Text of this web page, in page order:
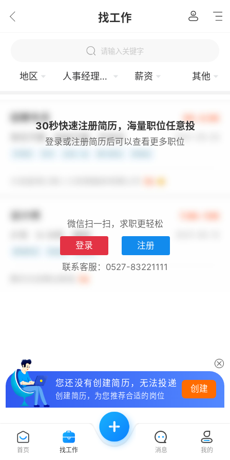
找工作
请输入关键字
地区 人事经理/主管 薪资 其他
30秒快速注册简历，海量职位任意投
登录或注册简历后可以查看更多职位
微信扫一扫，求职更轻松
登录 注册
联系客服：0527-83221111
首页 找工作 消息 我的
您还没有创建简历，无法投递
创建简历，为您推荐合适的岗位
创建